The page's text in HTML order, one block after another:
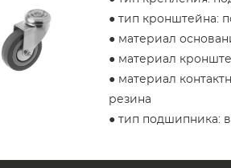
● тип кронштейна:
● материал
● материал
● материал
резина
● тип подшипника: